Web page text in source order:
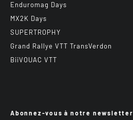
Enduromag Days
MX2K Days
SUPERTROPHY
Grand Rallye VTT TransVerdon
BiiVOUAC VTT
Abonnez-vous à notre newsletter